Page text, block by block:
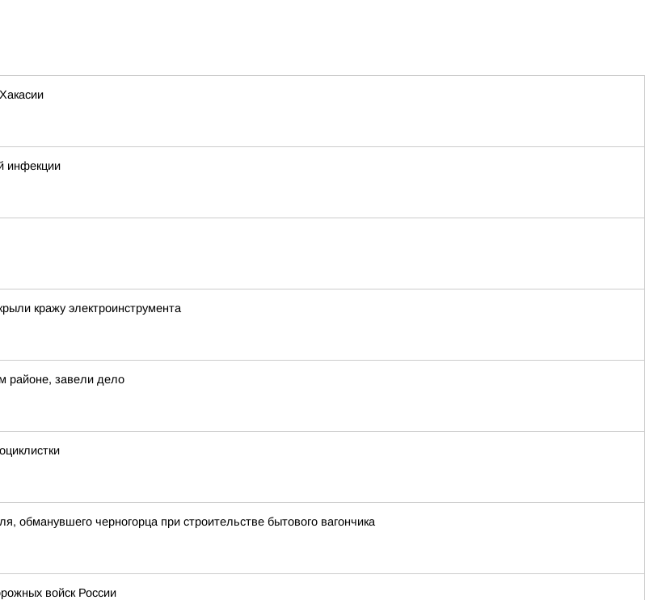
инфекции
кражу электроинструмента
районе, завели дело
обманувшего черногорца при строительстве бытового вагончика
войск России